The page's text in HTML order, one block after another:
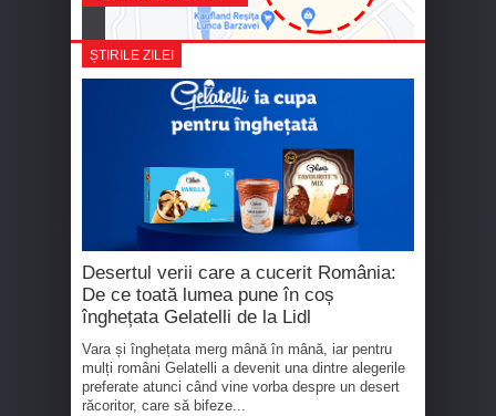
ȘTIRILE ZILEI
Desertul verii care a cucerit România:
De ce toată lumea pune în coș
înghețata Gelatelli de la Lidl
Vara și înghețata merg mână în mână, iar pentru
mulți români Gelatelli a devenit una dintre alegerile
preferate atunci când vine vorba despre un desert
răcoritor, care să bifeze...